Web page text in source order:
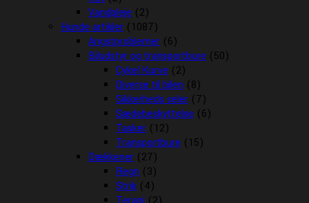
Vandpleje (2)
Hunde artikler (1087)
Angstproblemer (6)
Biludstyr og transportbure (50)
Cykel Kurve (2)
Diverse til bilen (8)
Sikkerheds seler (7)
Sædebeskyttelse (6)
Tasker (12)
Transportbure (15)
Dækkener (27)
Regn (3)
Strik (4)